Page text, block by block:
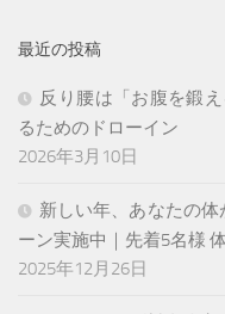
最近の投稿
反り腰は「お腹を鍛
るためのドローイン
2026年3月10日
新しい年、あなたの
ーン実施中｜先着5名様
2025年12月26日